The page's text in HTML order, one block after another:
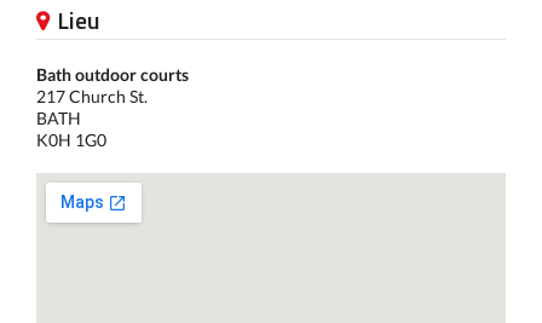
Lieu
Bath outdoor courts
217 Church St.
BATH
K0H 1G0